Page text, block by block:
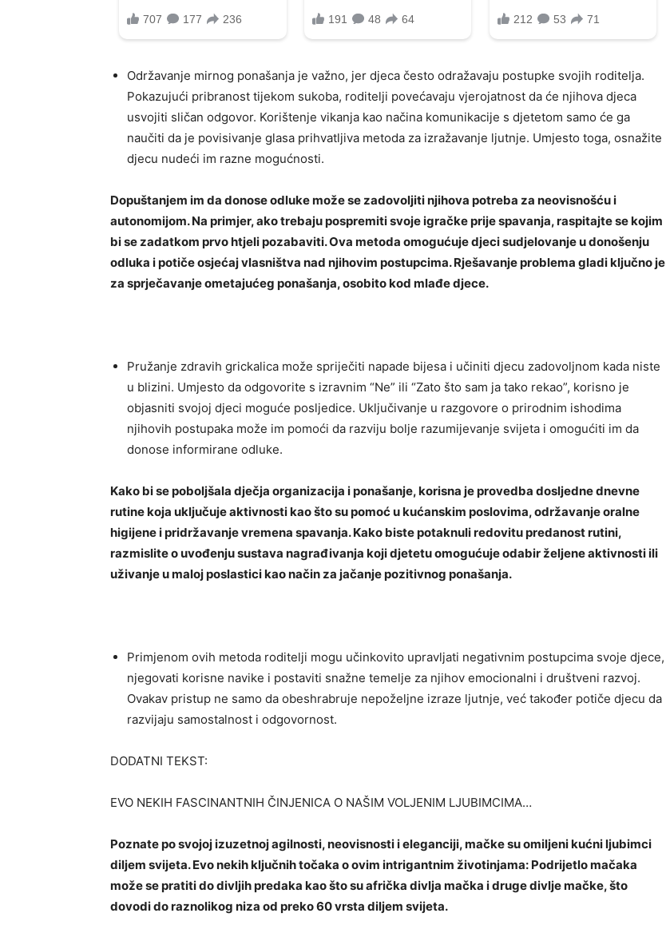
Održavanje mirnog ponašanja je važno, jer djeca često odražavaju postupke svojih roditelja.
Pokazujući pribranost tijekom sukoba, roditelji povećavaju vjerojatnost da će njihova djeca
usvojiti sličan odgovor. Korištenje vikanja kao načina komunikacije s djetetom samo će ga
naučiti da je povisivanje glasa prihvatljiva metoda za izražavanje ljutnje. Umjesto toga, osnažite
djecu nudeći im razne mogućnosti.
Dopuštanjem im da donose odluke može se zadovoljiti njihova potreba za neovisnošću i
autonomijom. Na primjer, ako trebaju pospremiti svoje igračke prije spavanja, raspitajte se kojim
bi se zadatkom prvo htjeli pozabaviti. Ova metoda omogućuje djeci sudjelovanje u donošenju
odluka i potiče osjećaj vlasništva nad njihovim postupcima. Rješavanje problema gladi ključno je
za sprječavanje ometajućeg ponašanja, osobito kod mlađe djece.
Pružanje zdravih grickalica može spriječiti napade bijesa i učiniti djecu zadovoljnom kada niste
u blizini. Umjesto da odgovorite s izravnim “Ne” ili “Zato što sam ja tako rekao”, korisno je
objasniti svojoj djeci moguće posljedice. Uključivanje u razgovore o prirodnim ishodima
njihovih postupaka može im pomoći da razviju bolje razumijevanje svijeta i omogućiti im da
donose informirane odluke.
Kako bi se poboljšala dječja organizacija i ponašanje, korisna je provedba dosljedne dnevne
rutine koja uključuje aktivnosti kao što su pomoć u kućanskim poslovima, održavanje oralne
higijene i pridržavanje vremena spavanja. Kako biste potaknuli redovitu predanost rutini,
razmislite o uvođenju sustava nagrađivanja koji djetetu omogućuje odabir željene aktivnosti ili
uživanje u maloj poslastici kao način za jačanje pozitivnog ponašanja.
Primjenom ovih metoda roditelji mogu učinkovito upravljati negativnim postupcima svoje djece,
njegovati korisne navike i postaviti snažne temelje za njihov emocionalni i društveni razvoj.
Ovakav pristup ne samo da obeshrabruje nepoželjne izraze ljutnje, već također potiče djecu da
razvijaju samostalnost i odgovornost.
DODATNI TEKST:
EVO NEKIH FASCINANTNIH ČINJENICA O NAŠIM VOLJENIM LJUBIMCIMA…
Poznate po svojoj izuzetnoj agilnosti, neovisnosti i eleganciji, mačke su omiljeni kućni ljubimci
diljem svijeta. Evo nekih ključnih točaka o ovim intrigantnim životinjama: Podrijetlo mačaka
može se pratiti do divljih predaka kao što su afrička divlja mačka i druge divlje mačke, što
dovodi do raznolikog niza od preko 60 vrsta diljem svijeta.